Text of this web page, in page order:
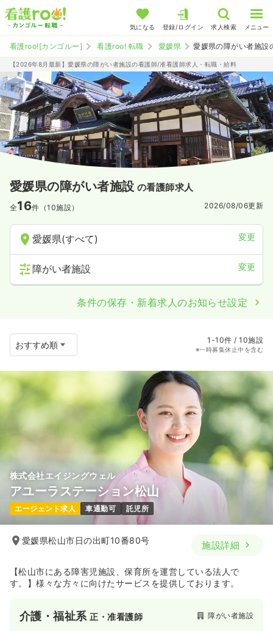
気になる 登録/ログイン 求人検索 メニュー
看護roo![カンゴルー] 看護roo! 転職 愛媛県 愛媛県の障がい者施設
【2026年8月最新】愛媛県の障がい者施設の看護師/准看護師求人・転職・給料
愛媛県の障がい者施設 の看護師求人
全16件（10施設） 2026/08/06更新
愛媛県(すべて) 変更
障がい者施設 変更
条件の保存・新着求人のお知らせ設定
1-10件 / 10施設
※一時募集休止中を含む
株式会社エイジングウェル
アユーラステーション松山
エージェント求人 車通勤可 託児所
愛媛県松山市日の出町10番80号 施設詳細
【松山市にある障害児施設、保育所を運営している法人で
す。】様々な方々に向けたサービスを提供しております。
介護・福祉系正・准看護師 障がい者施設